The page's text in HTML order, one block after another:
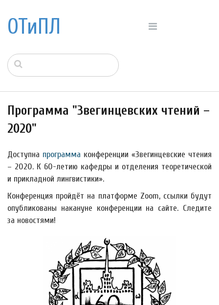
ОТиПЛ
Программа "Звегинцевских чтений –
2020"
Доступна программа конференции «Звегинцевские чтения
– 2020. К 60-летию кафедры и отделения теоретической
и прикладной лингвистики».
Конференция пройдёт на платформе Zoom, ссылки будут
опубликованы накануне конференции на сайте. Следите
за новостями!